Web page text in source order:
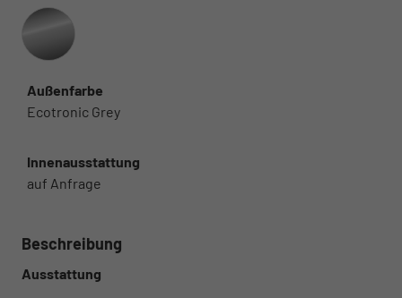
Außenfarbe
Ecotronic Grey
Innenausstattung
auf Anfrage
Beschreibung
Ausstattung